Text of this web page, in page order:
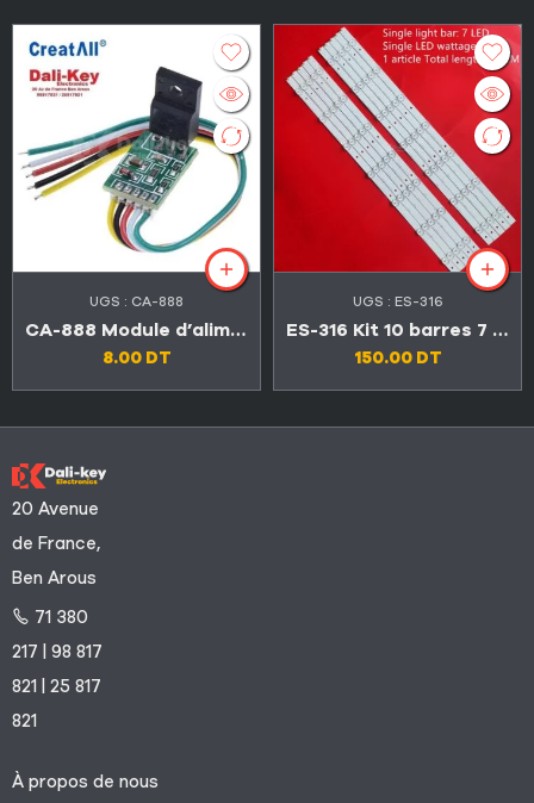
UGS : CA-888
CA-888 Module d’alimentation universel TV LED et LCD
8.00 DT
UGS : ES-316
ES-316 Kit 10 barres 7 LED TV CONDOR 55″ U55A7300
150.00 DT
20 Avenue
de France,
Ben Arous
71 380
217 | 98 817
821 | 25 817
821
À propos de nous